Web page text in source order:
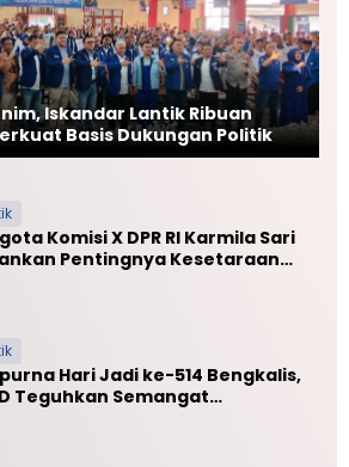
Iskandar Lantik Ribuan
Basis Dukungan Politik
Komisi X DPR RI Karmila Sari
Pentingnya Kesetaraan
Hari Jadi ke-514 Bengkalis,
Teguhkan Semangat